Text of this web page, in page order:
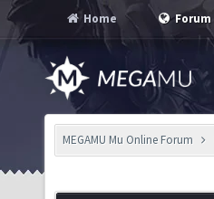
Home Forum
MEGAMU Mu Online Forum